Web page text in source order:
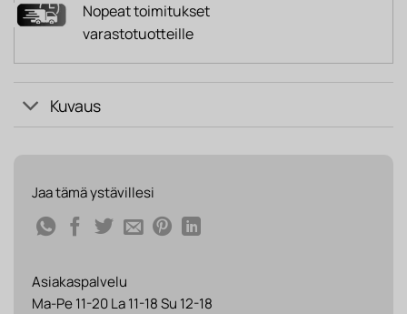
Nopeat toimitukset
varastotuotteille
Kuvaus
Jaa tämä ystävillesi
Asiakaspalvelu
Ma-Pe 11-20 La 11-18 Su 12-18